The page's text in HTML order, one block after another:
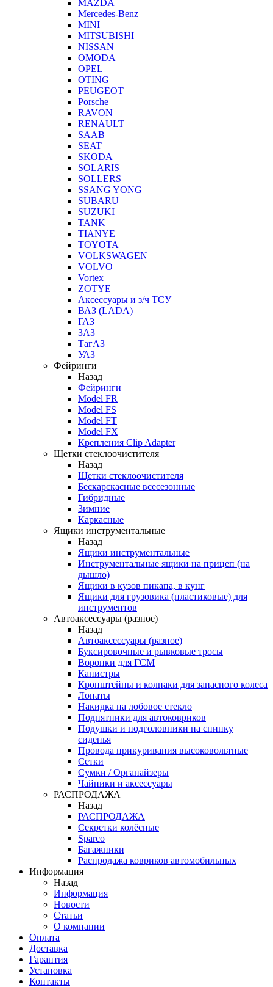
MAZDA
Mercedes-Benz
MINI
MITSUBISHI
NISSAN
OMODA
OPEL
OTING
PEUGEOT
Porsche
RAVON
RENAULT
SAAB
SEAT
SKODA
SOLARIS
SOLLERS
SSANG YONG
SUBARU
SUZUKI
TANK
TIANYE
TOYOTA
VOLKSWAGEN
VOLVO
Vortex
ZOTYE
Аксессуары и з/ч ТСУ
ВАЗ (LADA)
ГАЗ
ЗАЗ
ТагАЗ
УАЗ
Фейринги
Назад
Фейринги
Model FR
Model FS
Model FT
Model FX
Крепления Clip Adapter
Щетки стеклоочистителя
Назад
Щетки стеклоочистителя
Бескарскасные всесезонные
Гибридные
Зимние
Каркасные
Ящики инструментальные
Назад
Ящики инструментальные
Инструментальные ящики на прицеп (на
дышло)
Ящики в кузов пикапа, в кунг
Ящики для грузовика (пластиковые) для
инструментов
Автоаксессуары (разное)
Назад
Автоаксессуары (разное)
Буксировочные и рывковые тросы
Воронки для ГСМ
Канистры
Кронштейны и колпаки для запасного колеса
Лопаты
Накидка на лобовое стекло
Подпятники для автоковриков
Подушки и подголовники на спинку
сиденья
Провода прикуривания высоковольтные
Сетки
Сумки / Органайзеры
Чайники и аксессуары
РАСПРОДАЖА
Назад
РАСПРОДАЖА
Секретки колёсные
Sparco
Багажники
Распродажа ковриков автомобильных
Информация
Назад
Информация
Новости
Статьи
О компании
Оплата
Доставка
Гарантия
Установка
Контакты